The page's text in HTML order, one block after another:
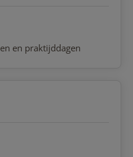
en praktijddagen